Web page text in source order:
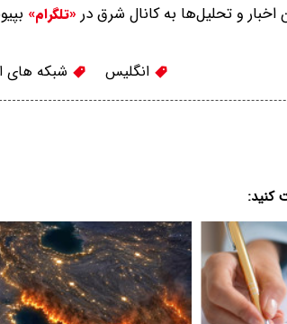
اخبار و تحلیل‌ها به کانال شرق در «تلگرام»
انگلیس شبکه های
کنید: